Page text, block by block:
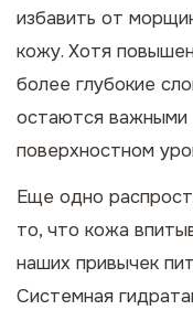
избавить от
кожу. Хотя
более глубокие
остаются важными
поверхностном
Еще одно
то, что кожа
наших привычек
Системная